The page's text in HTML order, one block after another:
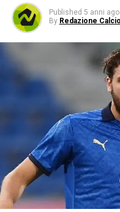
Published 5 anni ago
By Redazione